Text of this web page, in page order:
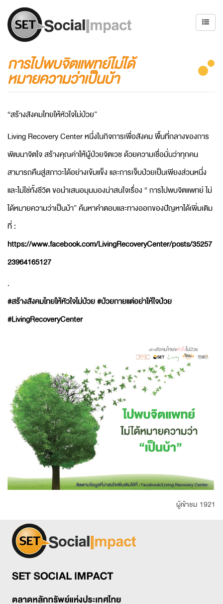
การไปพบจิตแพทย์ไม่ได้
หมายความว่าเป็นบ้า
“สร้างสังคมไทยให้หัวใจไม่ป่วย”
Living Recovery Center หนึ่งในกิจการเพื่อสังคม พื้นที่กลางของการ
พัฒนาจิตใจ สร้างคุณค่าให้ผู้ป่วยจิตเวช ด้วยความเชื่อมั่นว่าทุกคน
สามารถคืนสู่สภาวะได้อย่างเข้มแข็ง และการเจ็บป่วยเป็นเพียงส่วนหนึ่ง
และไม่ใช่ทั้งชีวิต ขอนำเสนอมุมมองน่าสนใจเรื่อง “ การไปพบจิตแพทย์ ไม่
ได้หมายความว่าเป็นบ้า” ค้นหาคำตอบและทางออกของปัญหาได้เพิ่มเติม
ที่ :
https://www.facebook.com/LivingRecoveryCenter/posts/35257
23964165127
.
#สร้างสังคมไทยให้หัวใจไม่ป่วย#ป่วยกายแต่อย่าให้ใจป่วย
#LivingRecoveryCenter
ผู้เข้าชม 1921